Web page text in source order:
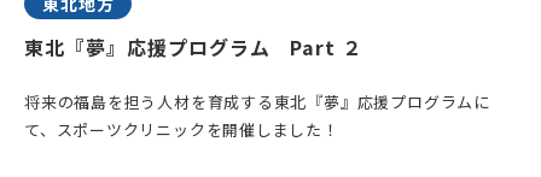
東北『夢』応援プログラム Part ２
将来の福島を担う人材を育成する東北『夢』応援プログラムに
て、スポーツクリニックを開催しました！